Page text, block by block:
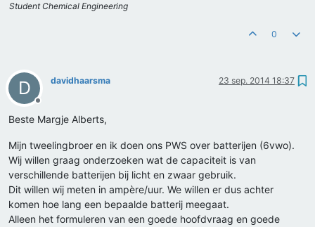
Student Chemical Engineering
0
D
Offline
davidhaarsma 23 sep. 2014 18:37
Beste Margje Alberts,
Mijn tweelingbroer en ik doen ons PWS over batterijen (6vwo).
Wij willen graag onderzoeken wat de capaciteit is van
verschillende batterijen bij licht en zwaar gebruik.
Dit willen wij meten in ampère/uur. We willen er dus achter
komen hoe lang een bepaalde batterij meegaat.
Alleen het formuleren van een goede hoofdvraag en goede